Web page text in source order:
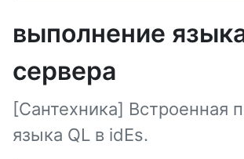
выполнение
сервера
[Сантехника] Встроенная
языка QL в idEs.